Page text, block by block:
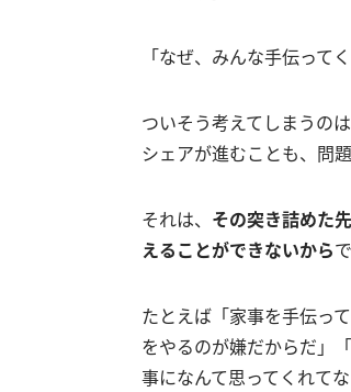
「なぜ、みんな手伝って
ついそう考えてしまうの
シェアが進むことも、問
それは、 その突き詰めた
えることができないから
たとえば「家事を手伝っ
をやるのが嫌だからだ」
事になんて思ってくれて